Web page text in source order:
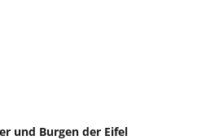
und Burgen der Eifel